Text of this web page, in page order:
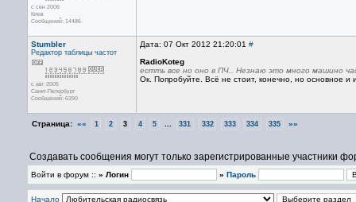
с сен 2006
Киев
Сообщений: 14486
Stumbler
Редактор таблицы частот
с авг 2005
Санкт-Петербург
Сообщений: 6390
Дата: 07 Окт 2012 21:20:01 #
RadioKoteg
естть все но оно в ПЧ.. Незнаю это много машино
Ок. Попробуйте. Всё не стоит, конечно, но основное
Страница: «« 1 2 3 4 5 331 332 333 334 335 »»
Создавать сообщения могут только зарегистрированные участники
Войти в форум :: » Логин » Пароль
Начало